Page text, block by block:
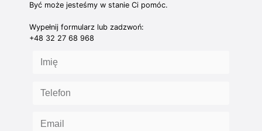
Być może jesteśmy w stanie Ci pomóc.
Wypełnij formularz lub zadzwoń:
+48 32 27 68 968